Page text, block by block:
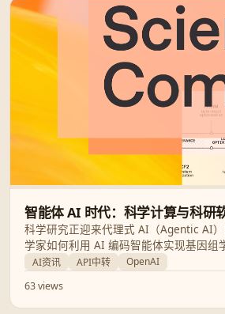
智能体 AI 时代：科学计算与科研
科学研究正迎来代理式 AI（Agentic AI
学家如何利用 AI 编码智能体实现基因组
化，并结合 OpenAI 与 Google Gemini
AI 智能体如何加速科研发现并重塑软件
AI资讯 API中转
OpenAI
63 views